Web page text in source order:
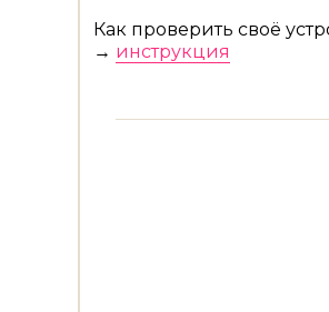
Как проверить своё
→ инструкция